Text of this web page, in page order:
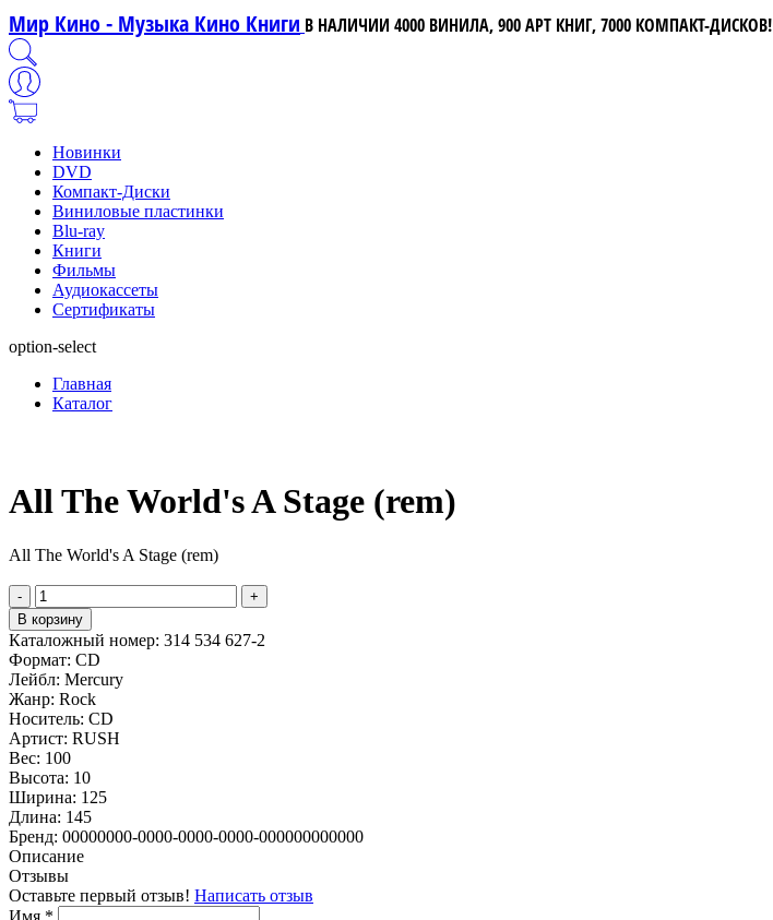
Мир Кино - Музыка Кино Книги В НАЛИЧИИ 4000 ВИНИЛА, 900 АРТ КНИГ, 7000 КОМПАКТ-ДИСКОВ!
Новинки
DVD
Компакт-Диски
Виниловые пластинки
Blu-ray
Книги
Фильмы
Аудиокассеты
Сертификаты
option-select
Главная
Каталог
All The World's A Stage (rem)
All The World's A Stage (rem)
-
+
В корзину
Каталожный номер: 314 534 627-2
Формат: CD
Лейбл: Mercury
Жанр: Rock
Носитель: CD
Артист: RUSH
Вес: 100
Высота: 10
Ширина: 125
Длина: 145
Бренд: 00000000-0000-0000-0000-000000000000
Описание
Отзывы
Оставьте первый отзыв! Написать отзыв
Имя *